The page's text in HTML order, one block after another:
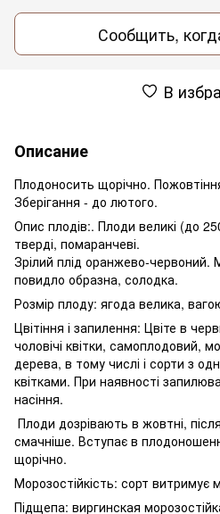
Сообщить,
В
Описание
Плодоносить щорічно.
Зберігання - до лютого.
Опис плодів:. Плоди великі (до
тверді, помаранчеві.
Зрілий плід оранжево-
повидло образна, солодка.
Розмір плоду: ягода велика,
Цвітіння і запилення: Цвіте в
чоловічі квітки, самоплодовий,
дерева, в тому числі і сорти з
квітками. При наявності
насіння.
Плоди дозрівають в жовтні,
смачніше. Вступає в
щорічно.
Морозостійкість: сорт витримує
Підщепа: виргинская